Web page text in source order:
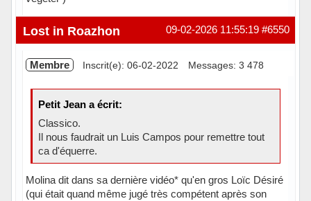
Hors ligne #6550
09-02-2026 11:55:19
Lost in Roazhon
Membre Inscrit(e): 06-02-2022 Messages: 3 478
Petit Jean a écrit:
Classico.
Il nous faudrait un Luis Campos pour remettre tout
ca d'équerre.
Molina dit dans sa dernière vidéo* qu'en gros Loïc Désiré
(qui était quand même jugé très compétent après son